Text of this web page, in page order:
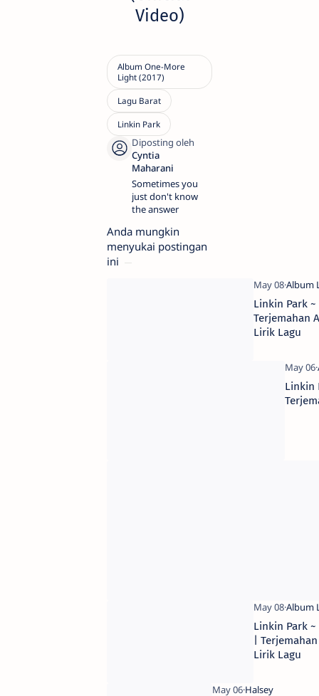
Video)
Sometimes you
just don't know
the answer
Anda mungkin
menyukai postingan
ini
Linkin Park
Terjemahan
Lirik Lagu
Linkin
Linkin Park
|
Lirik Lagu